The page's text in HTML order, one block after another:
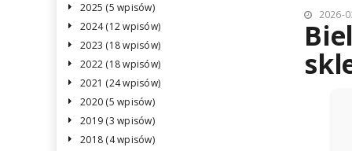
2026-
2025 (5 wpisów)
2024 (12 wpisów)
2023 (18 wpisów)
2022 (18 wpisów)
2021 (24 wpisów)
2020 (5 wpisów)
2019 (3 wpisów)
2018 (4 wpisów)